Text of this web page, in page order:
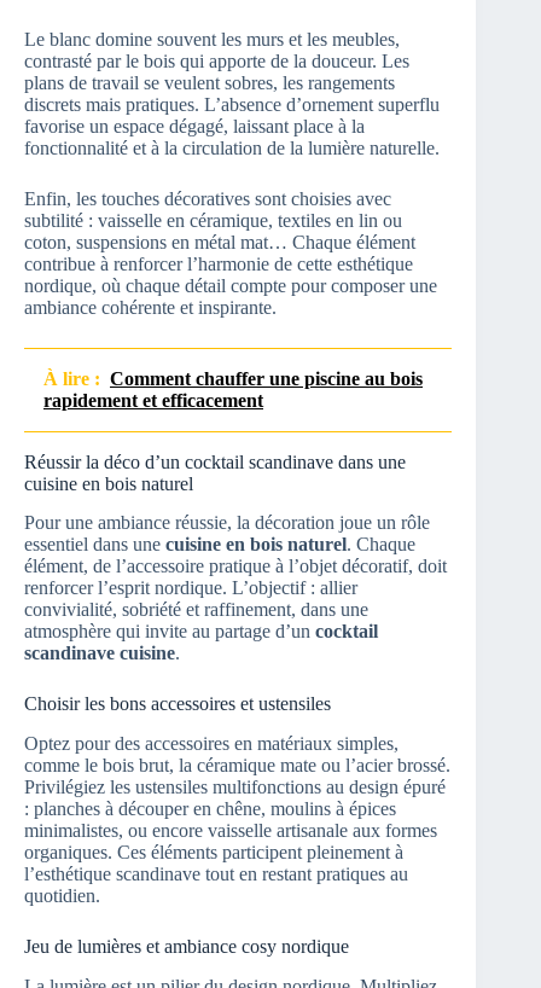
Le blanc domine souvent les murs et les meubles,
contrasté par le bois qui apporte de la douceur. Les
plans de travail se veulent sobres, les rangements
discrets mais pratiques. L’absence d’ornement superflu
favorise un espace dégagé, laissant place à la
fonctionnalité et à la circulation de la lumière naturelle.
Enfin, les touches décoratives sont choisies avec
subtilité : vaisselle en céramique, textiles en lin ou
coton, suspensions en métal mat… Chaque élément
contribue à renforcer l’harmonie de cette esthétique
nordique, où chaque détail compte pour composer une
ambiance cohérente et inspirante.
À lire : Comment chauffer une piscine au bois
rapidement et efficacement
Réussir la déco d’un cocktail scandinave dans une
cuisine en bois naturel
Pour une ambiance réussie, la décoration joue un rôle
essentiel dans une cuisine en bois naturel. Chaque
élément, de l’accessoire pratique à l’objet décoratif, doit
renforcer l’esprit nordique. L’objectif : allier
convivialité, sobriété et raffinement, dans une
atmosphère qui invite au partage d’un cocktail
scandinave cuisine.
Choisir les bons accessoires et ustensiles
Optez pour des accessoires en matériaux simples,
comme le bois brut, la céramique mate ou l’acier brossé.
Privilégiez les ustensiles multifonctions au design épuré
: planches à découper en chêne, moulins à épices
minimalistes, ou encore vaisselle artisanale aux formes
organiques. Ces éléments participent pleinement à
l’esthétique scandinave tout en restant pratiques au
quotidien.
Jeu de lumières et ambiance cosy nordique